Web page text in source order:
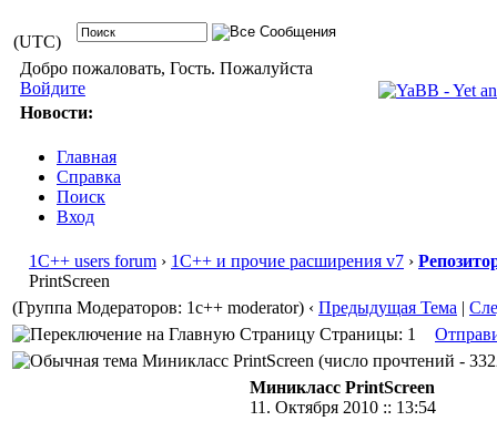
(UTC)
Добро пожаловать, Гость. Пожалуйста
Войдите
Новости:
Главная
Справка
Поиск
Вход
1С++ users forum › 1С++ и прочие расширения v7 ›
PrintScreen
(Группа Модераторов: 1c++ moderator) ‹ Предыдущая Тема |
Страницы: 1
Миникласс PrintScreen (число прочтений -
Миникласс PrintScreen
11. Октября 2010 :: 13:54